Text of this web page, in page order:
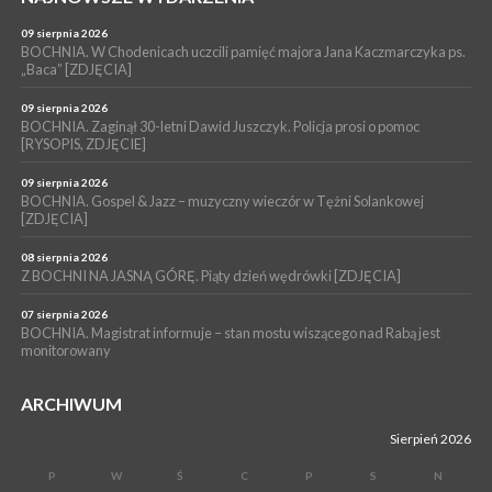
06 sierpnia 2026
LIPNICA MUROWANA. Oddaj krew, pomóż potrzebującym!
06 sierpnia 2026
BOCHNIA. W niedzielę Muzyczna Altana, a w niej Orkiestra Dęta
Kopalni Soli Bochnia
09 sierpnia 2026
BOCHNIA. W Chodenicach uczcili pamięć majora Jana Kaczmarczyka ps.
„Baca” [ZDJĘCIA]
09 sierpnia 2026
BOCHNIA. Zaginął 30-letni Dawid Juszczyk. Policja prosi o pomoc
[RYSOPIS, ZDJĘCIE]
09 sierpnia 2026
BOCHNIA. Gospel & Jazz – muzyczny wieczór w Tężni Solankowej
[ZDJĘCIA]
08 sierpnia 2026
Z BOCHNI NA JASNĄ GÓRĘ. Piąty dzień wędrówki [ZDJĘCIA]
07 sierpnia 2026
BOCHNIA. Magistrat informuje – stan mostu wiszącego nad Rabą jest
monitorowany
ARCHIWUM
Sierpień 2026
P W Ś C P S N